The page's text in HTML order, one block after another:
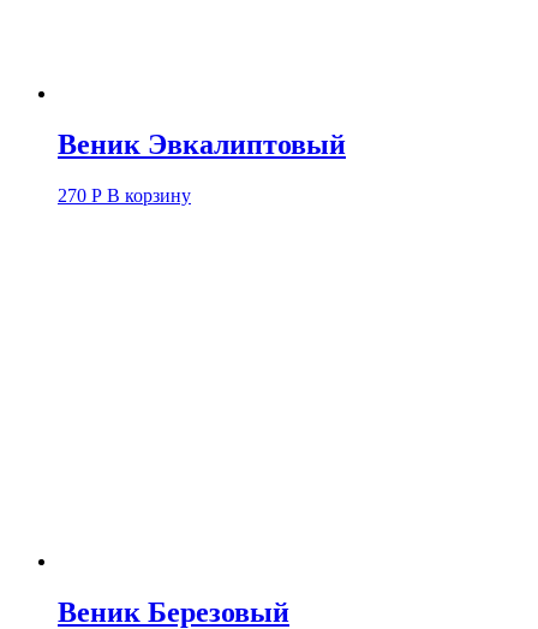
Веник Эвкалиптовый
270 Р В корзину
Веник Березовый